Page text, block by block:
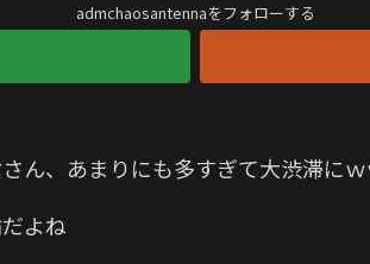
admchaosantennaをフォローする
ん、あまりにも多すぎて大渋滞に
よね